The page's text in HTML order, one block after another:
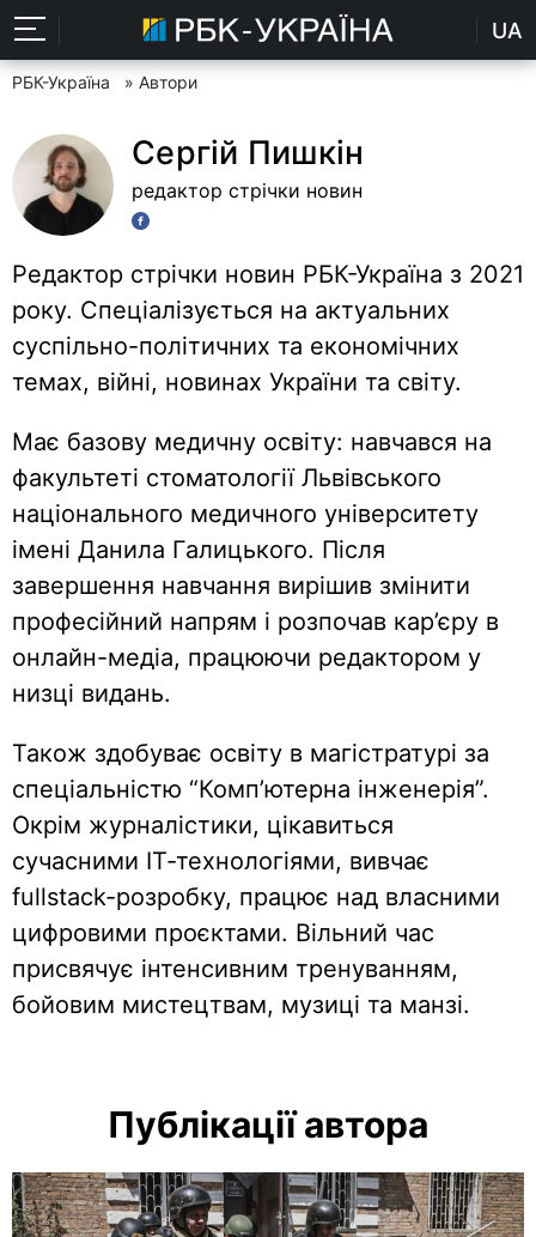
UA
РБК-Україна » Автори
Сергій Пишкін
редактор стрічки новин
Редактор стрічки новин РБК-Україна з 2021
року. Спеціалізується на актуальних
суспільно-політичних та економічних
темах, війні, новинах України та світу.
Має базову медичну освіту: навчався на
факультеті стоматології Львівського
національного медичного університету
імені Данила Галицького. Після
завершення навчання вирішив змінити
професійний напрям і розпочав кар’єру в
онлайн-медіа, працюючи редактором у
низці видань.
Також здобуває освіту в магістратурі за
спеціальністю “Комп’ютерна інженерія”.
Окрім журналістики, цікавиться
сучасними ІТ-технологіями, вивчає
fullstack-розробку, працює над власними
цифровими проєктами. Вільний час
присвячує інтенсивним тренуванням,
бойовим мистецтвам, музиці та манзі.
Публікації автора